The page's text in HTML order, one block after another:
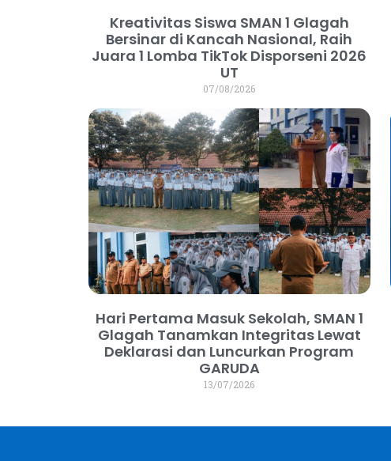
Kreativitas Siswa SMAN 1 Glagah
Bersinar di Kancah Nasional, Raih
Juara 1 Lomba TikTok Disporseni 2026
UT
07/08/2026
Hari Pertama Masuk Sekolah, SMAN 1
Glagah Tanamkan Integritas Lewat
Deklarasi dan Luncurkan Program
GARUDA
13/07/2026